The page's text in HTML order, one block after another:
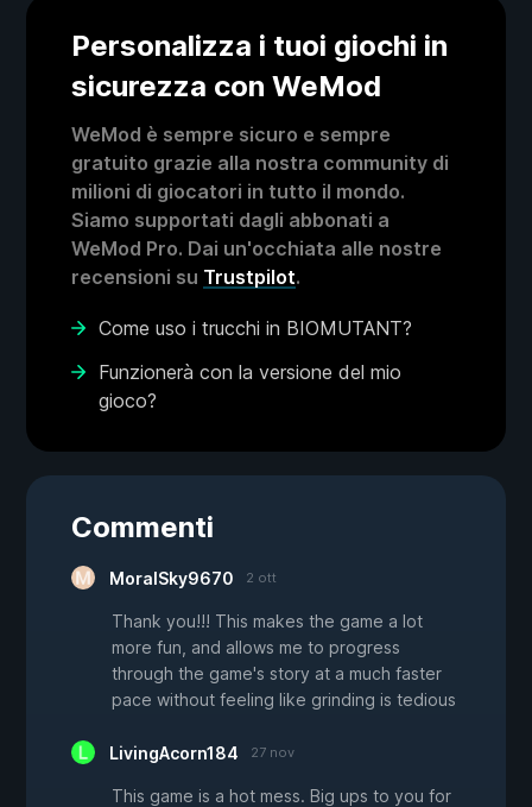
Personalizza i tuoi giochi in
sicurezza con WeMod
WeMod è sempre sicuro e sempre
gratuito grazie alla nostra community di
milioni di giocatori in tutto il mondo.
Siamo supportati dagli abbonati a
WeMod Pro. Dai un'occhiata alle nostre
recensioni su Trustpilot.
Come uso i trucchi in BIOMUTANT?
Funzionerà con la versione del mio
gioco?
Commenti
MoralSky9670 2 ott
Thank you!!! This makes the game a lot
more fun, and allows me to progress
through the game's story at a much faster
pace without feeling like grinding is tedious
LivingAcorn184 27 nov
This game is a hot mess. Big ups to you for